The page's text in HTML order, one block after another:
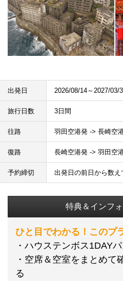
出発日 2026/08/14～2027/03/
旅行日数 3日間
往路 羽田空港発 -> 長崎空
復路 長崎空港発 -> 羽田空
予約締切 出発日の前日から数え
特典＆インフ
ひと目でわかる！このプ
・ハウステンボス1DAY
・空席＆空室をまとめて
る